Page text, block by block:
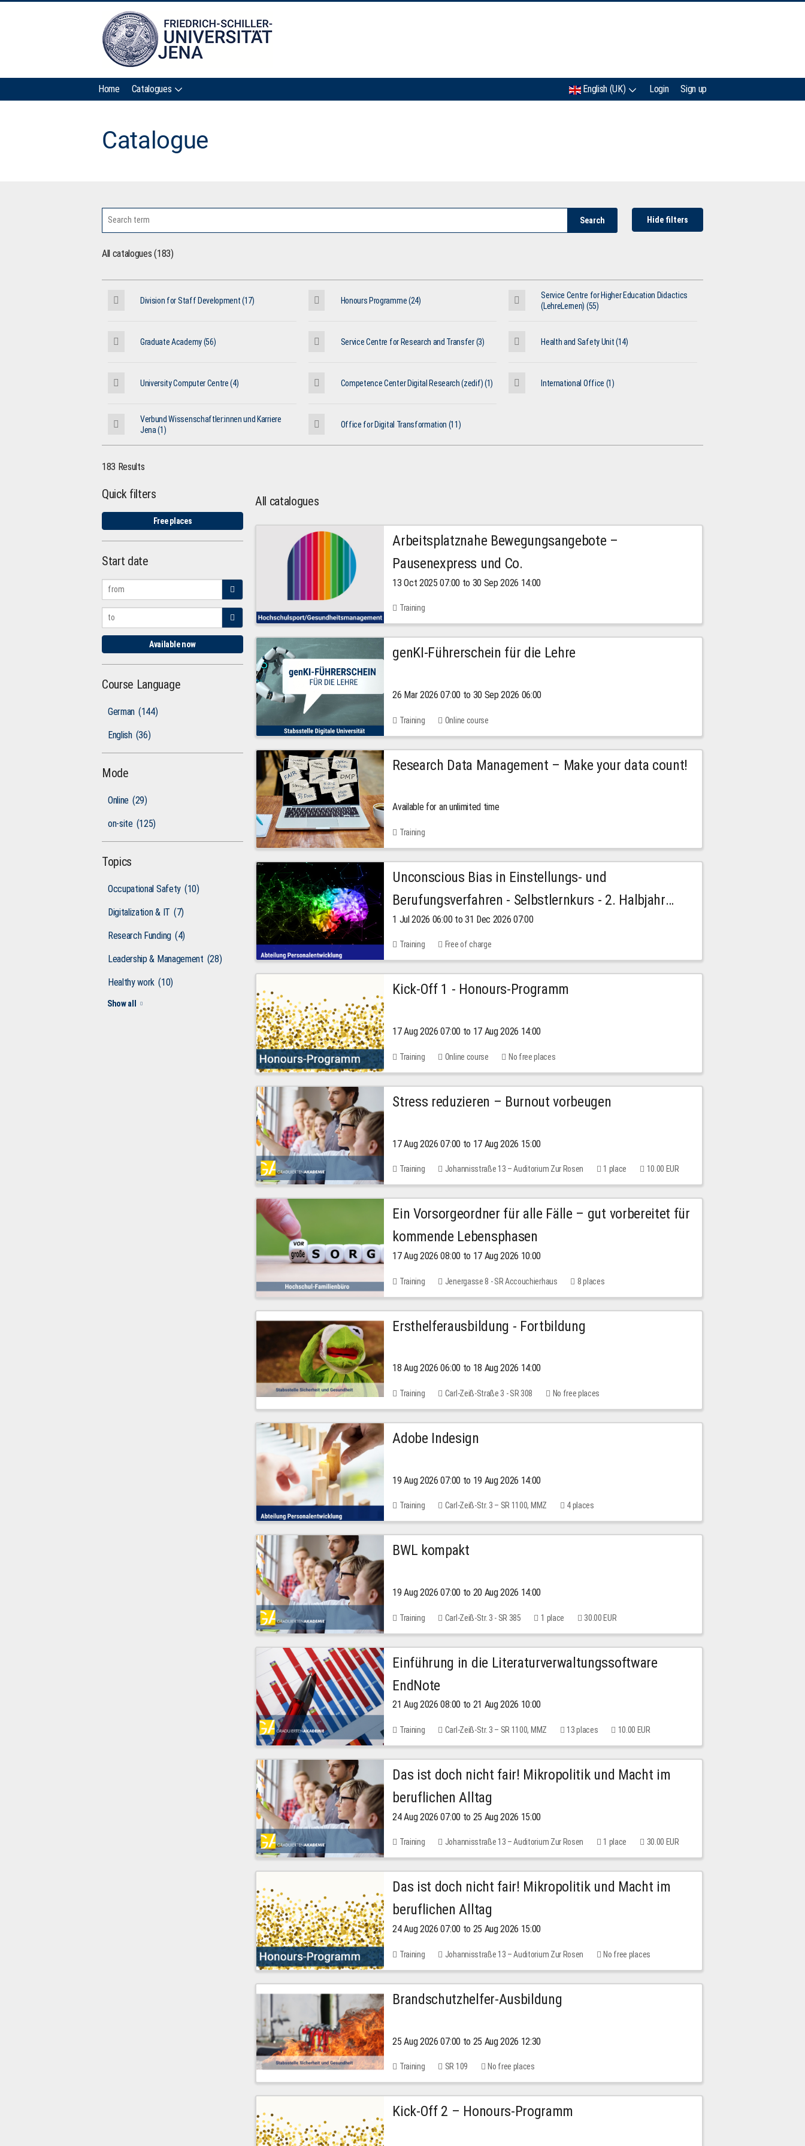
Home Catalogues English (UK) Login Sign up
Catalogue
Search Hide filters
All catalogues (183)
Division for Staff Development (17) Honours Programme (24)
Service Centre for Higher Education Didactics
(LehreLernen) (55)
Graduate Academy (56) Service Centre for Research and Transfer (3) Health and Safety Unit (14)
University Computer Centre (4) Competence Center Digital Research (zedif) (1) International Office (1)
Verbund Wissenschaftler:innen und Karriere
Jena (1)
Office for Digital Transformation (11)
183 Results
Quick filters
Free places
Start date
Available now
Course Language
German (144)
English (36)
Mode
Online (29)
on-site (125)
Topics
Occupational Safety (10)
Digitalization & IT (7)
Research Funding (4)
Leadership & Management (28)
Healthy work (10)
Show all
All catalogues
Arbeitsplatznahe Bewegungsangebote –
Pausenexpress und Co.
13 Oct 2025 07:00 to 30 Sep 2026 14:00
Training
genKI-Führerschein für die Lehre
26 Mar 2026 07:00 to 30 Sep 2026 06:00
Training Online course
Research Data Management – Make your data count!
Available for an unlimited time
Training
Unconscious Bias in Einstellungs- und
Berufungsverfahren - Selbstlernkurs - 2. Halbjahr
2026
1 Jul 2026 06:00 to 31 Dec 2026 07:00
Training Free of charge
Kick-Off 1 - Honours-Programm
17 Aug 2026 07:00 to 17 Aug 2026 14:00
Training Online course No free places
Stress reduzieren – Burnout vorbeugen
17 Aug 2026 07:00 to 17 Aug 2026 15:00
Training Johannisstraße 13 – Auditorium Zur Rosen 1 place 10.00 EUR
Ein Vorsorgeordner für alle Fälle – gut vorbereitet für
kommende Lebensphasen
17 Aug 2026 08:00 to 17 Aug 2026 10:00
Training Jenergasse 8 - SR Accouchierhaus 8 places
Ersthelferausbildung - Fortbildung
18 Aug 2026 06:00 to 18 Aug 2026 14:00
Training Carl-Zeiß-Straße 3 - SR 308 No free places
Adobe Indesign
19 Aug 2026 07:00 to 19 Aug 2026 14:00
Training Carl-Zeiß-Str. 3 – SR 1100, MMZ 4 places
BWL kompakt
19 Aug 2026 07:00 to 20 Aug 2026 14:00
Training Carl-Zeiß-Str. 3 - SR 385 1 place 30.00 EUR
Einführung in die Literaturverwaltungssoftware
EndNote
21 Aug 2026 08:00 to 21 Aug 2026 10:00
Training Carl-Zeiß-Str. 3 – SR 1100, MMZ 13 places 10.00 EUR
Das ist doch nicht fair! Mikropolitik und Macht im
beruflichen Alltag
24 Aug 2026 07:00 to 25 Aug 2026 15:00
Training Johannisstraße 13 – Auditorium Zur Rosen 1 place 30.00 EUR
Das ist doch nicht fair! Mikropolitik und Macht im
beruflichen Alltag
24 Aug 2026 07:00 to 25 Aug 2026 15:00
Training Johannisstraße 13 – Auditorium Zur Rosen No free places
Brandschutzhelfer-Ausbildung
25 Aug 2026 07:00 to 25 Aug 2026 12:30
Training SR 109 No free places
Kick-Off 2 – Honours-Programm